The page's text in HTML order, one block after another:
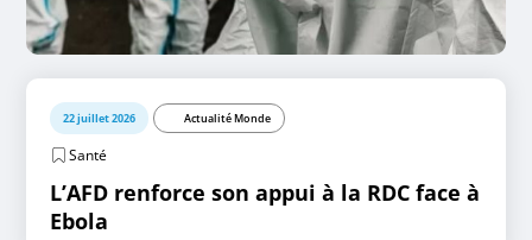
22 juillet 2026 Actualité Monde
Santé
L’AFD renforce son appui à la RDC face à
Ebola